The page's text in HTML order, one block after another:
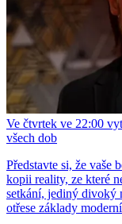
Ve čtvrtek ve 22:00
všech dob
Představte si, že vaše
kopii reality, ze které
setkání, jediný divoký
otřese základy